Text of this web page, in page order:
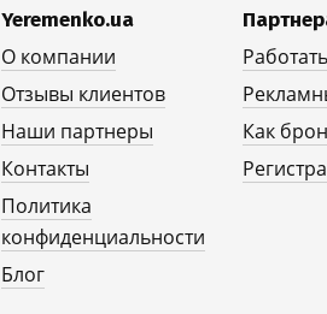
Yeremenko.ua
О компании
Отзывы клиентов
Наши партнеры
Контакты
Политика
конфиденциальности
Блог
Как